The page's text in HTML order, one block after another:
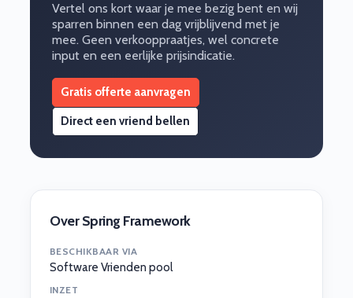
Vertel ons kort waar je mee bezig bent en wij
sparren binnen een dag vrijblijvend met je
mee. Geen verkooppraatjes, wel concrete
input en een eerlijke prijsindicatie.
Gratis offerte aanvragen
Direct een vriend bellen
Over Spring Framework
BESCHIKBAAR VIA
Software Vrienden pool
INZET